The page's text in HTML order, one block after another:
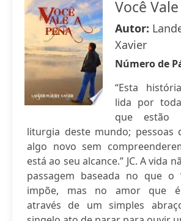
Você
Autor:
Xavier
Número de
“Esta
lida por
que estão
liturgia deste mundo; pessoas
algo novo sem
está ao seu alcance.” JC. A vida
passagem baseada no que o
impõe, mas no amor que é
através de um simples